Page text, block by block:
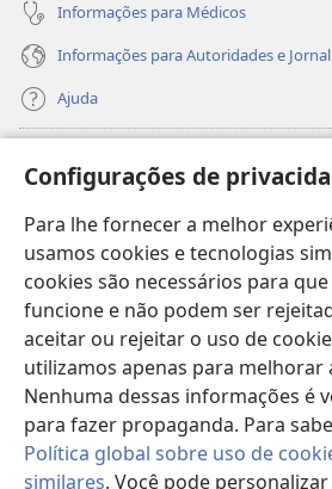
Configurações de
Para lhe fornecer a melhor
usamos cookies e tecnologias
cookies são necessários para
funcione e não podem ser
aceitar ou rejeitar o uso de
utilizamos apenas para melhorar
Nenhuma dessas informações é
para fazer propaganda. Para
Política global sobre uso de
similares. Você pode
Informações para Médicos
Informações para Autoridades e
Ajuda
(abre
nova
janela)
Biblioteca On-line da Torre de Vigia™
(abre
nova
janela)JW Hub
(abre
nova
janela)JW Library
Watchtower Library